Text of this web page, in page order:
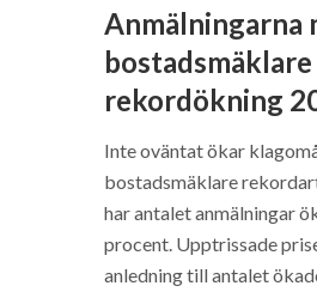
Anmälningarna
rekordökning
Inte oväntat ökar
bostadsmäklare
har antalet anmälningar
procent. Upptrissade
anledning till antalet